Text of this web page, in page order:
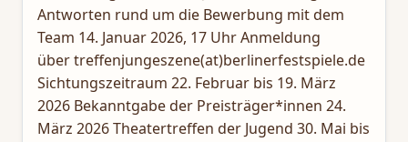
Antworten rund um die Bewerbung mit dem
Team 14. Januar 2026, 17 Uhr Anmeldung
über treffenjungeszene(at)berlinerfestspiele.de
Sichtungszeitraum 22. Februar bis 19. März
2026 Bekanntgabe der Preisträger*innen 24.
März 2026 Theatertreffen der Jugend 30. Mai bis